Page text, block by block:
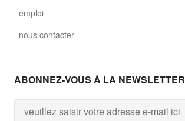
emploi
nous contacter
ABONNEZ-VOUS À LA NEWSLETTER